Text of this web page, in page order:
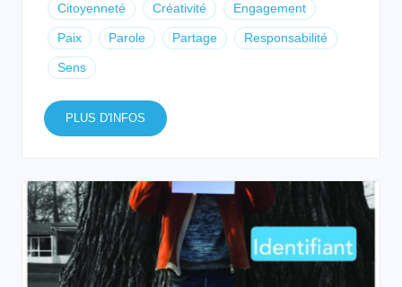
Citoyenneté Créativité Engagement
Paix Parole Partage Responsabilité
Sens
PLUS D'INFOS